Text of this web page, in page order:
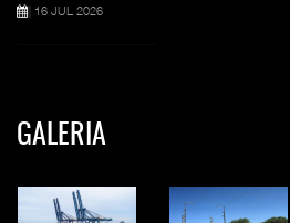
16 JUL 2026
GALERIA